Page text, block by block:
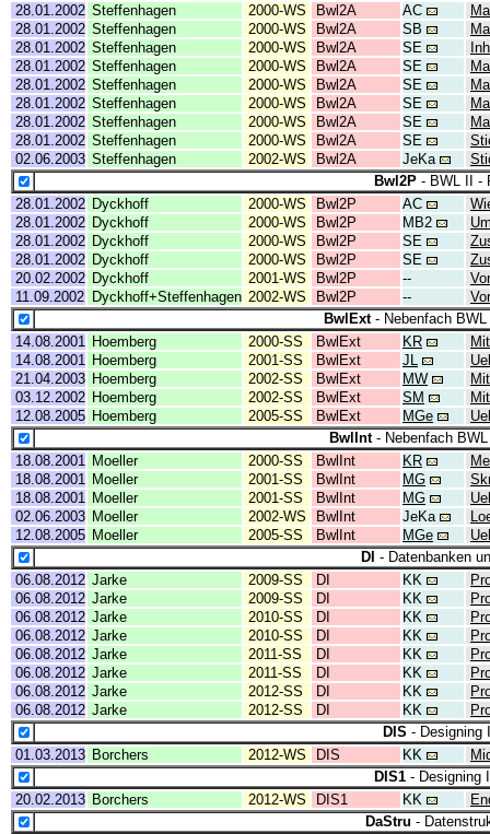
28.01.2002 Steffenhagen 2000-WS Bwl2A AC
28.01.2002 Steffenhagen 2000-WS Bwl2A SB
28.01.2002 Steffenhagen 2000-WS Bwl2A SE
28.01.2002 Steffenhagen 2000-WS Bwl2A SE
28.01.2002 Steffenhagen 2000-WS Bwl2A SE
28.01.2002 Steffenhagen 2000-WS Bwl2A SE
28.01.2002 Steffenhagen 2000-WS Bwl2A SE
28.01.2002 Steffenhagen 2000-WS Bwl2A SE
02.06.2003 Steffenhagen 2002-WS Bwl2A JeKa
Bwl2P- BWL II -
28.01.2002 Dyckhoff 2000-WS Bwl2P AC
28.01.2002 Dyckhoff 2000-WS Bwl2P MB2
28.01.2002 Dyckhoff 2000-WS Bwl2P SE
28.01.2002 Dyckhoff 2000-WS Bwl2P SE
20.02.2002 Dyckhoff 2001-WS Bwl2P --
11.09.2002 Dyckhoff+Steffenhagen 2002-WS Bwl2P --
BwlExt- Nebenfach BWL
14.08.2001
Hoemberg 2000-SS BwlExt KR
14.08.2001
Hoemberg 2001-SS BwlExt JL
21.04.2003 Hoemberg 2002-SS BwlExt MW
03.12.2002 Hoemberg 2002-SS BwlExt SM
12.08.2005 Hoemberg 2005-SS BwlExt MGe
BwlInt- Nebenfach BWL
18.08.2001
Moeller 2000-SS BwlInt KR
18.08.2001
Moeller 2001-SS BwlInt MG
18.08.2001
Moeller 2001-SS BwlInt MG
02.06.2003 Moeller 2002-WS BwlInt JeKa
12.08.2005 Moeller 2005-SS BwlInt MGe
DI - Datenbanken
06.08.2012 Jarke 2009-SS DI KK
06.08.2012 Jarke 2009-SS DI KK
06.08.2012 Jarke 2010-SS DI KK
06.08.2012 Jarke 2010-SS DI KK
06.08.2012 Jarke 2011-SS DI KK
06.08.2012 Jarke 2011-SS DI KK
06.08.2012 Jarke 2012-SS DI KK
06.08.2012 Jarke 2012-SS DI KK
DIS - Designing
01.03.2013 Borchers 2012-WS DIS KK
DIS1 - Designing
20.02.2013 Borchers 2012-WS DIS1 KK
DaStru -